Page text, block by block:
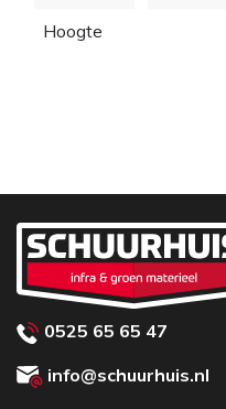
Hoogte
0525 65 65 47
info@schuurhuis.nl